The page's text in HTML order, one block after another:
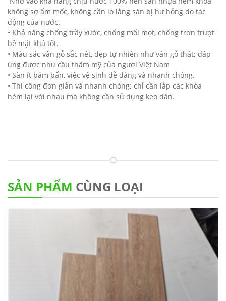
không sợ ẩm mốc, không cần lo lắng sàn bị hư hỏng do tác
động của nước.
• Khả năng chống trầy xước, chống mối mọt, chống trơn trượt
bề mặt khá tốt.
• Màu sắc vân gỗ sắc nét, đẹp tự nhiên như vân gỗ thật; đáp
ứng được nhu cầu thẩm mỹ của người Việt Nam
• Sàn ít bám bẩn, việc vệ sinh dễ dàng và nhanh chóng.
• Thi công đơn giản và nhanh chóng; chỉ cần lắp các khóa
hèm lại với nhau mà không cần sử dụng keo dán.
SẢN PHẨM CÙNG LOẠI